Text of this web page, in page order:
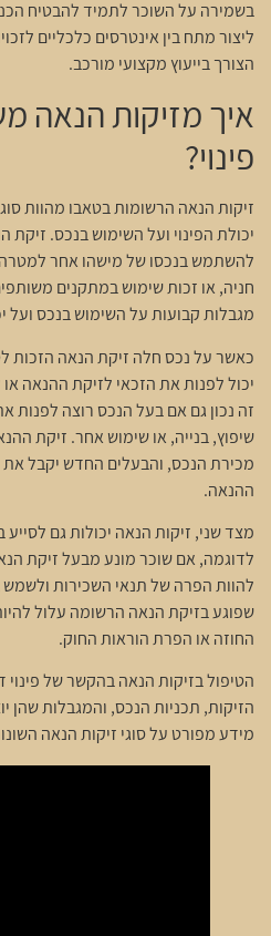
בשמירה על השוכר לתמיד להבטיח
ליצור מתח בין אינטרסים כלכליים
הצורך בייעוץ מקצועי מורכב.
איך מזיקות הנאה
פינוי?
זיקות הנאה הרשומות בטאבו מהוות
יכולת הפינוי ועל השימוש בנכס.
להשתמש בנכסו של מישהו אחר
חניה, או זכות שימוש במתקנים
מגבלות קבועות על השימוש בנכס ועל
כאשר על נכס חלה זיקת הנאה הזכות
יכול לפנות את הזכאי לזיקת ההנאה
זה נכון גם אם בעל הנכס רוצה
שיפוץ, בנייה, או שימוש אחר. זיקת
מכירת הנכס, והבעלים החדש יקבל
ההנאה.
מצד שני, זיקות הנאה יכולות גם לסייע
לדוגמה, אם שוכר מונע מבעל זיקת
להוות הפרה של תנאי השכירות ולשמש
שפוגע בזיקת הנאה הרשומה עלול
החוזה או הפרת הוראות החוק.
הטיפול בזיקות הנאה בהקשר של
הזיקות, תכניות הנכס, והמגבלות שהן
מידע מפורט על סוגי זיקות הנאה